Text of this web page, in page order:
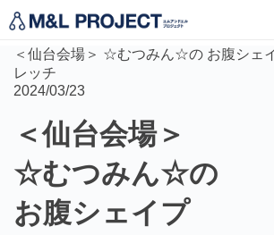
お知らせ
＜仙台会場＞ ☆むつみん☆の お腹シェ
レッチ
2024/03/23
＜仙台会場＞
☆むつみん☆の
お腹シェイプ